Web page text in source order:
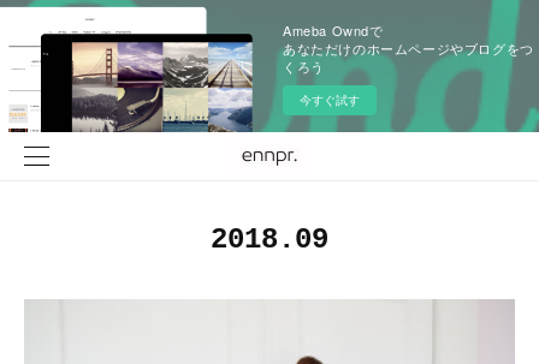
Ameba Owndで
あなただけのホームページやブログをつ
くろう
今すぐ試す
2018 . 09